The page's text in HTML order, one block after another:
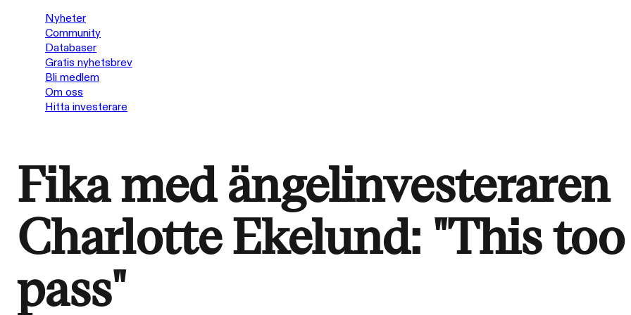
Nyheter
Community
Databaser
Gratis nyhetsbrev
Bli medlem
Om oss
Hitta investerare
Fika med ängelinvesteraren
Charlotte Ekelund: "This
pass"